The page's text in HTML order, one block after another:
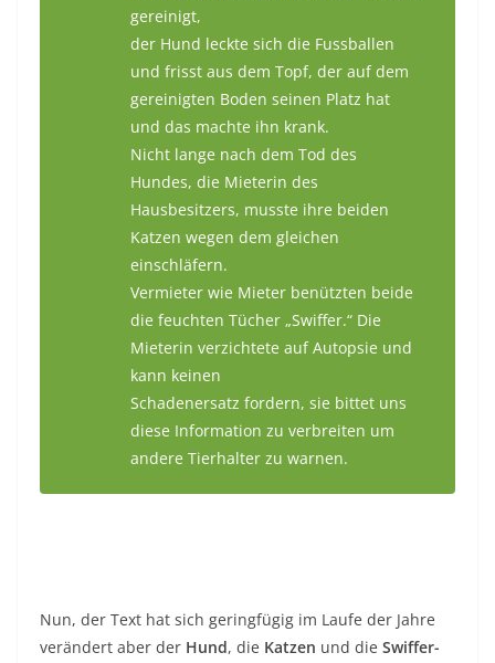
gereinigt,
der Hund leckte sich die Fussballen
und frisst aus dem Topf, der auf dem
gereinigten Boden seinen Platz hat
und das machte ihn krank.
Nicht lange nach dem Tod des
Hundes, die Mieterin des
Hausbesitzers, musste ihre beiden
Katzen wegen dem gleichen
einschläfern.
Vermieter wie Mieter benützten beide
die feuchten Tücher „Swiffer.“ Die
Mieterin verzichtete auf Autopsie und
kann keinen
Schadenersatz fordern, sie bittet uns
diese Information zu verbreiten um
andere Tierhalter zu warnen.
Nun, der Text hat sich geringfügig im Laufe der Jahre
verändert aber der Hund, die Katzen und die Swiffer-